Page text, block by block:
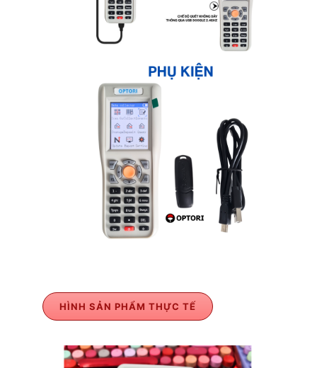
HÌNH SẢN PHẨM THỰC TẾ